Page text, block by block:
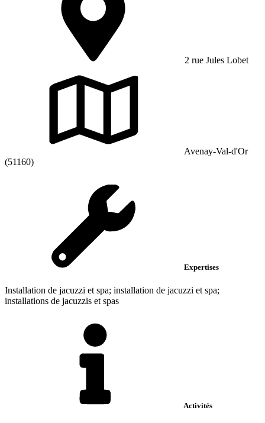
2 rue Jules Lobet
Avenay-Val-d'Or
(51160)
Expertises
Installation de jacuzzi et spa; installation de jacuzzi et spa;
installations de jacuzzis et spas
Activités